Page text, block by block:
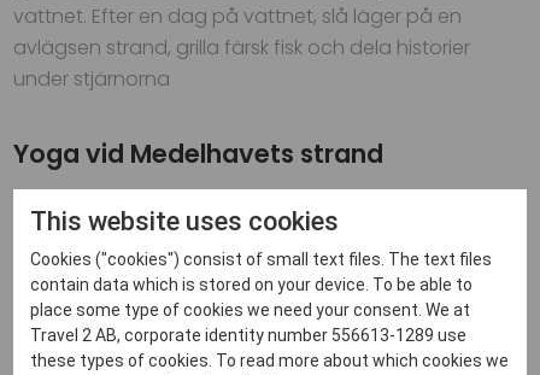
vattnet. Efter en dag på vattnet, slå läger på en
avlägsen strand, grilla färsk fisk och dela historier
under stjärnorna
Yoga vid Medelhavets strand
stranden, med ljudet av vågorna som
bakgrundsmusik. Känn hur varje andetag fyller dig
med energi och hur varje rörelse förbinder dig med
ditt team. Efter sessionen, njut av en frukost med
färska frukter och juice, medan solen börjar värma
This website uses cookies
Cookies ("cookies") consist of small text files. The text files
contain data which is stored on your device. To be able to
place some type of cookies we need your consent. We at
Travel 2 AB, corporate identity number 556613-1289 use
these types of cookies. To read more about which cookies we